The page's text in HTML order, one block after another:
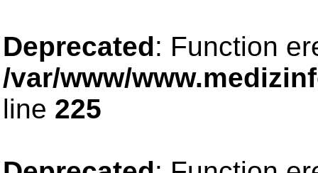
Deprecated: Function
/var/www/
line 225